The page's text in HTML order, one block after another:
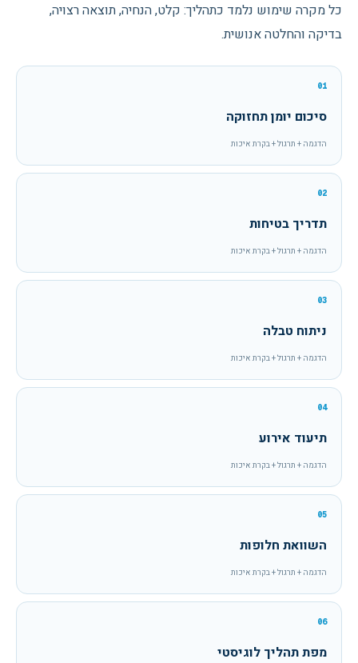
כל מקרה שימוש נלמד כתהליך: קלט, הנחיה, תוצאה רצויה,
בדיקה והחלטה אנושית.
01
סיכום יומן תחזוקה
הדגמה + תרגול + בקרת איכות
02
תדריך בטיחות
הדגמה + תרגול + בקרת איכות
03
ניתוח טבלה
הדגמה + תרגול + בקרת איכות
04
תיעוד אירוע
הדגמה + תרגול + בקרת איכות
05
השוואת חלופות
הדגמה + תרגול + בקרת איכות
06
מפת תהליך לוגיסטי